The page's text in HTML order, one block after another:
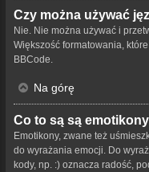
Czy można używać
Nie. Nie można używać i
Większość formatowania,
BBCode.
Na górę
Co to są są
Emotikony, zwane też
do wyrażania emocji. Do
kody, np. :) oznacza radość,